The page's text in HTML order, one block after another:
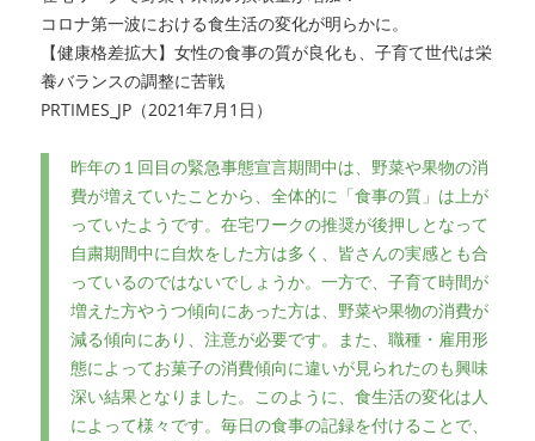
る
助
必
要
（特
別
研
究
学
生
金
森）
へ
コロナ第一波における食生活の変化が明らかに。
【健康格差拡大】女性の食事の質が良化も、子育て世代は栄
養バランスの調整に苦戦
PRTIMES_JP（2021年7月1日）
昨年の１回目の緊急事態宣言期間中は、 野菜や果物の消
費が増えていたことから、全体的に「食事の質」 は上が
っていたようです。在宅ワークの推奨が後押しとなって
自粛期間中に自炊をした方は多 く、皆さんの実感とも合
っているのではないでしょうか。一方で、子育て時間が
増えた方やうつ傾向にあった方は、 野菜や果物の消費が
減る傾向にあり、注意が必要です。また、職種・ 雇用形
態によってお菓子の消費傾向に違いが見られたのも興味
深い結果となりました。このように、食生活の変化は人
によって様々です。毎日の食事の記録を付けることで、